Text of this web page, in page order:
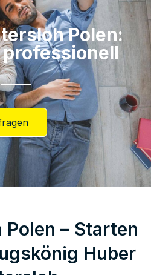
Polen:
professionell​
– Starten
Huber